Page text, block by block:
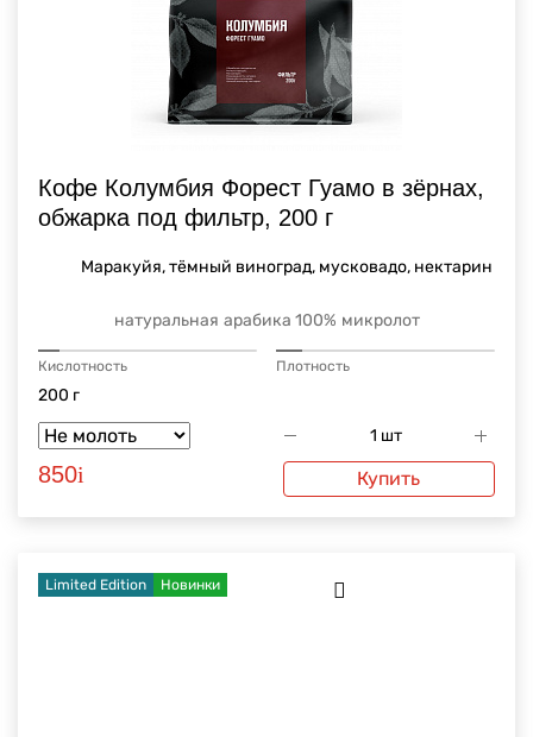
Кофе Колумбия Форест Гуамо в зёрнах,
обжарка под фильтр, 200 г
Маракуйя, тёмный виноград, мусковадо, нектарин
натуральная арабика 100% микролот
Кислотность Плотность
200 г
850i Купить
Limited Edition Новинки